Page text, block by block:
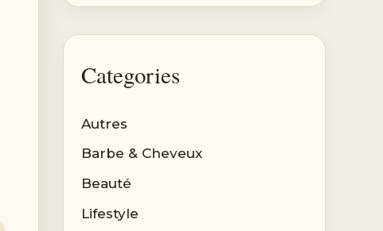
Categories
Autres
Barbe & Cheveux
Beauté
Lifestyle